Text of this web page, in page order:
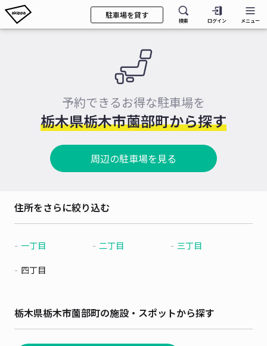
駐車場を貸す
検索 ログイン メニュー
予約できるお得な駐車場を
栃木県栃木市薗部町から探す
周辺の駐車場を見る
住所をさらに絞り込む
一丁目 二丁目 三丁目
四丁目
栃木県栃木市薗部町の施設・スポットから探す